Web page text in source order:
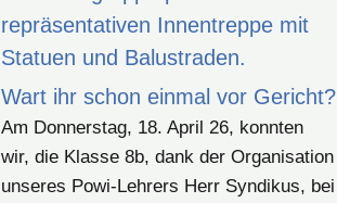
Wart ihr schon einmal vor Gericht?
Am Donnerstag, 18. April 26, konnten
wir, die Klasse 8b, dank der Organisation
unseres Powi-Lehrers Herr Syndikus, bei